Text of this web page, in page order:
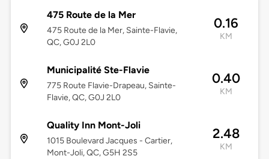
475 Route de la Mer
475 Route de la Mer, Sainte-Flavie,
QC, G0J 2L0
0.16
KM
Municipalité Ste-Flavie
775 Route Flavie-Drapeau, Sainte-
Flavie, QC, G0J 2L0
0.40
KM
Quality Inn Mont-Joli
1015 Boulevard Jacques - Cartier,
Mont-Joli, QC, G5H 2S5
2.48
KM